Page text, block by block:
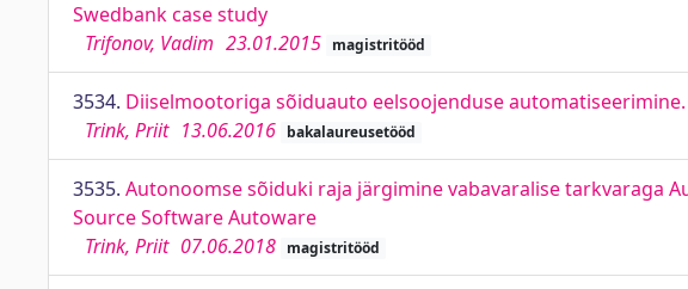
Swedbank case study
Trifonov, Vadim 23.01.2015 magistritööd
3534. Diiselmootoriga sõiduauto eelsoojenduse
Trink, Priit 13.06.2016 bakalaureusetööd
3535. Autonoomse sõiduki raja järgimine vabavaralise tarkvaraga
Source Software Autoware
Trink, Priit 07.06.2018 magistritööd